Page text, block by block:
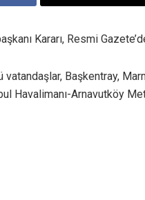
Kararı, Resmi
Başkentray,
Havalimanı-Arnavutköy